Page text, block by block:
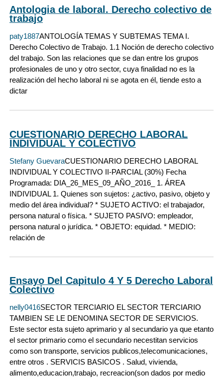
Antologia de laboral. Derecho colectivo de
trabajo
paty1887ANTOLOGÍA TEMAS Y SUBTEMAS TEMA I.
Derecho Colectivo de Trabajo. 1.1 Noción de derecho colectivo
del trabajo. Son las relaciones que se dan entre los grupos
profesionales de uno y otro sector, cuya finalidad no es la
realización del hecho laboral ni se agota en él, tiende esto a
dictar
CUESTIONARIO DERECHO LABORAL
INDIVIDUAL Y COLECTIVO
Stefany GuevaraCUESTIONARIO DERECHO LABORAL
INDIVIDUAL Y COLECTIVO II-PARCIAL (30%) Fecha
Programada: DIA_26_MES_09_AÑO_2016_ 1. ÁREA
INDIVIDUAL 1. Quienes son sujetos: ¿activo, pasivo, objeto y
medio del área individual? * SUJETO ACTIVO: el trabajador,
persona natural o física. * SUJETO PASIVO: empleador,
persona natural o jurídica. * OBJETO: equidad. * MEDIO:
relación de
Ensayo Del Capitulo 4 Y 5 Derecho Laboral
Colectivo
nelly0416SECTOR TERCIARIO EL SECTOR TERCIARIO
TAMBIEN SE LE DENOMINA SECTOR DE SERVICIOS.
Este sector esta sujeto aprimario y al secundario ya que etanto
el sector primario como el secundario necestitan servicios
como son transporte, servicios publicos,telecomunicaciones,
entre otros . SERVICIS BASICOS . Salud, vivienda,
alimento,educacion,trabajo, recreacion(son dados por medio